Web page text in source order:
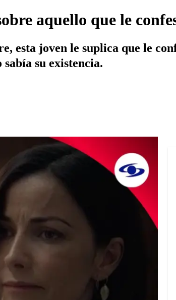
aquello que le
esta joven le suplica que le
su existencia.